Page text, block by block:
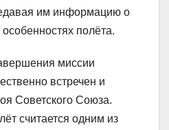
им информацию о
полёта.
миссии
встречен и
Советского Союза.
считается одним из